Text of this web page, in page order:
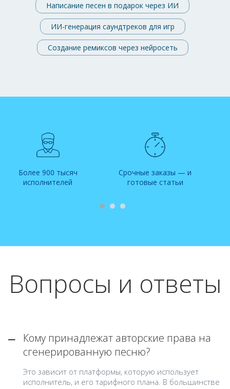
Написание песен в подарок через ИИ
ИИ-генерация саундтреков для игр
Создание ремиксов через нейросеть
Более 900 тысяч
исполнителей
Срочные заказы — и
готовые статьи
Вопросы и ответы
Кому принадлежат авторские права на
сгенерированную песню?
Это зависит от платформы, которую использует
исполнитель, и его тарифного плана. В большинстве